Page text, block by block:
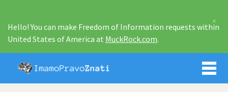
Hello! You can make Freedom of Information requests within
United States of America at MuckRock.com.
×
Imamo